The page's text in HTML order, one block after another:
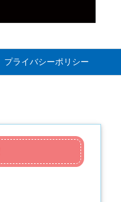
プライバシーポリシー